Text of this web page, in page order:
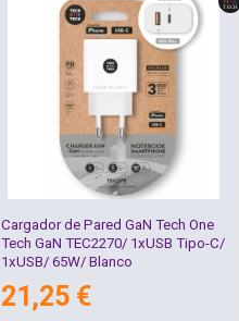
Cargador de Pared GaN Tech One
Tech GaN TEC2270/ 1xUSB Tipo-C/
1xUSB/ 65W/ Blanco
21,25 €